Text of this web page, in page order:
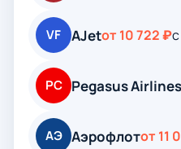
VF AJetот 10 722 ₽
PC Pegasus Airlines
АЭ Аэрофлотот 11